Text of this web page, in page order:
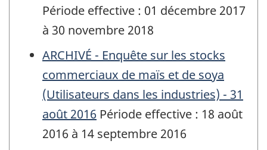
Période effective : 01 décembre 2017
à 30 novembre 2018
ARCHIVÉ - Enquête sur les stocks
commerciaux de maïs et de soya
(Utilisateurs dans les industries) - 31
août 2016 Période effective : 18 août
2016 à 14 septembre 2016